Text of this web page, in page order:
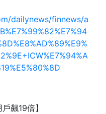
dailynews/finnews/a
飆19倍】